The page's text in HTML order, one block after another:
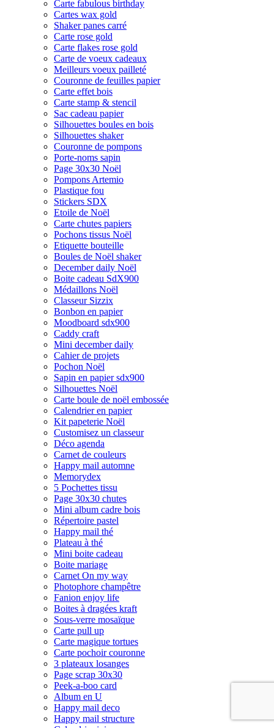
Carte fabulous birthday
Cartes wax gold
Shaker panes carré
Carte rose gold
Carte flakes rose gold
Carte de voeux cadeaux
Meilleurs voeux pailleté
Couronne de feuilles papier
Carte effet bois
Carte stamp & stencil
Sac cadeau papier
Silhouettes boules en bois
Silhouettes shaker
Couronne de pompons
Porte-noms sapin
Page 30x30 Noël
Pompons Artemio
Plastique fou
Stickers SDX
Etoile de Noël
Carte chutes papiers
Pochons tissus Noël
Etiquette bouteille
Boules de Noël shaker
December daily Noël
Boite cadeau SdX900
Médaillons Noël
Classeur Sizzix
Bonbon en papier
Moodboard sdx900
Caddy craft
Mini december daily
Cahier de projets
Pochon Noël
Sapin en papier sdx900
Silhouettes Noël
Carte boule de noël embossée
Calendrier en papier
Kit papeterie Noël
Customisez un classeur
Déco agenda
Carnet de couleurs
Happy mail automne
Memorydex
5 Pochettes tissu
Page 30x30 chutes
Mini album cadre bois
Répertoire pastel
Happy mail thé
Plateau à thé
Mini boite cadeau
Boite mariage
Carnet On my way
Photophore champêtre
Fanion enjoy life
Boites à dragées kraft
Sous-verre mosaïque
Carte pull up
Carte magique tortues
Carte pochoir couronne
3 plateaux losanges
Page scrap 30x30
Peek-a-boo card
Album en U
Happy mail deco
Happy mail structure